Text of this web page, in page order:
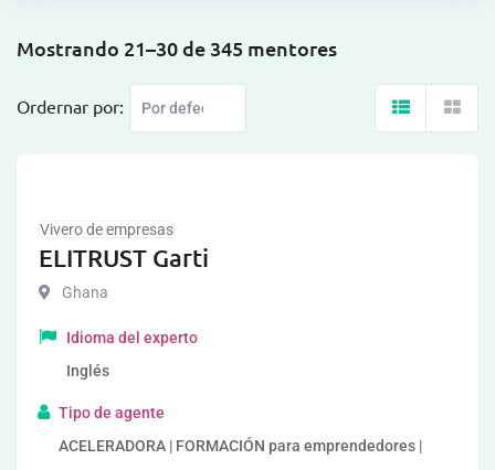
Mostrando 21–30 de 345 mentores
Ordernar por:
Vivero de empresas
ELITRUST Garti
Ghana
Idioma del experto
Inglés
Tipo de agente
ACELERADORA | FORMACIÓN para emprendedores |